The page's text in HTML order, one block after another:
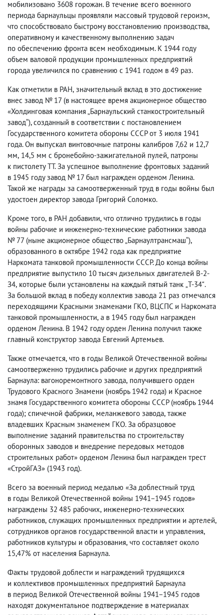
мобилизовано 3608 горожан. В течение всего военного
периода барнаульцы проявляли массовый трудовой героизм,
что способствовало быстрому восстановлению производства,
оперативному и качественному выполнению задач
по обеспечению фронта всем необходимым. К 1944 году
объем валовой продукции промышленных предприятий
города увеличился по сравнению с 1941 годом в 49 раз.
Как отметили в РАН, значительный вклад в это достижение
внес завод № 17 (в настоящее время акционерное общество
«Холдинговая компания „Барнаульский станкостроительный
завод“), созданный в соответствии с постановлением
Государственного комитета обороны СССР от 3 июля 1941
года. Он выпускал винтовочные патроны калибров 7,62 и 12,7
мм, 14,5 мм с бронебойно-зажигательной пулей, патроны
к пистолету ТТ. За успешное выполнение фронтовых заданий
в 1945 году завод № 17 был награжден орденом Ленина.
Такой же награды за самоотверженный труд в годы войны был
удостоен директор завода Григорий Соломко.
Кроме того, в РАН добавили, что отлично трудились в годы
войны рабочие и инженерно-технические работники завода
№ 77 (ныне акционерное общество „Барнаултрансмаш“),
образованного в октябре 1942 года как предприятие
Наркомата танковой промышленности СССР. До конца войны
предприятие выпустило 10 тысяч дизельных двигателей В-2-
З4, которые были установлены на каждый пятый танк „Т-34“.
За большой вклад в победу коллектив завода 21 раз отмечался
переходящими Красными знаменами ГКО, ВЦСПС и Наркомата
танковой промышленности, а в 1945 году был награжден
орденом Ленина. В 1942 году орден Ленина получил также
главный конструктор завода Евгений Артемьев.
Также отмечается, что в годы Великой Отечественной войны
самоотверженно трудились рабочие и других предприятий
Барнаула: вагоноремонтного завода, получившего орден
Трудового Красного Знамени (ноябрь 1942 года) и Красное
знамя Государственного комитета обороны СССР (ноябрь 1944
года); спичечной фабрики, меланжевого завода, также
владевших Красным знаменем ГКО. За образцовое
выполнение заданий правительства по строительству
оборонных заводов и внедрение передовых методов
строительных работ» орденом Ленина был награжден трест
«СтройГАЗ» (1943 год).
Всего за военный период медалью «За доблестный труд
в годы Великой Отечественной войны 1941−1945 годов»
награждены 32 485 рабочих, инженерно-технических
работников, служащих промышленных предприятии и артелей,
сотрудников органов государственной власти и управления,
работников культуры и образования, что составляет около
15,47% от населения Барнаула.
Факты трудовой доблести и награждений трудящихся
и коллективов промышленных предприятий Барнаула
в период Великой Отечественной войны 1941−1945 годов
находят документальное подтверждение в материалах